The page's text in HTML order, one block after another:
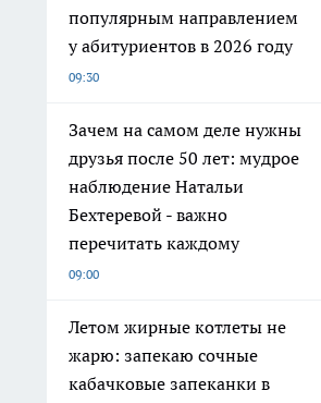
популярным направлением
у абитуриентов в 2026 году
09:30
Зачем на самом деле нужны
друзья после 50 лет: мудрое
наблюдение Натальи
Бехтеревой - важно
перечитать каждому
09:00
Летом жирные котлеты не
жарю: запекаю сочные
кабачковые запеканки в